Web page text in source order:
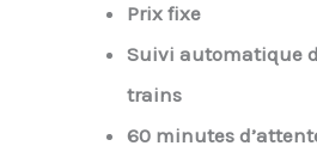
Prix fixe
Suivi automatique
trains
60 minutes